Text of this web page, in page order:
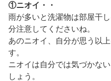
①ニオイ・・
雨が多いと洗濯物は部屋干
分注意してくださいね。
あのニオイ、自分が思う以
す。
ニオイは自分では気づかな
しょう。